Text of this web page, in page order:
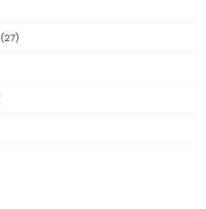
(27)